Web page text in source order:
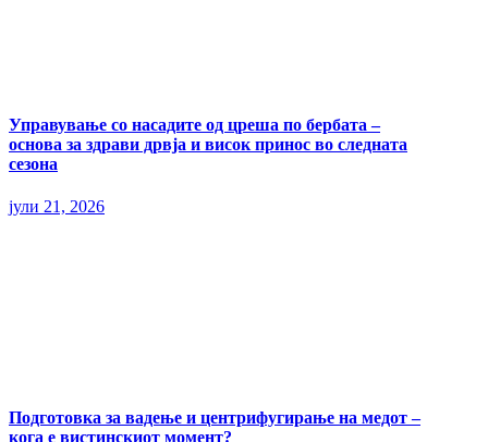
Управување со насадите од цреша по бербата –
основа за здрави дрвја и висок принос во следната
сезона
јули 21, 2026
Подготовка за вадење и центрифугирање на медот –
кога е вистинскиот момент?